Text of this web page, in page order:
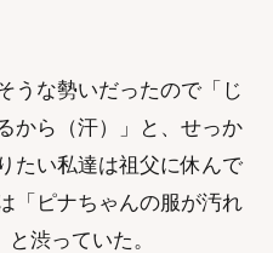
うな勢いだったので「じ
から（汗）」と、せっか
たい私達は祖父に休んで
「ピナちゃんの服が汚れ
渋っていた。